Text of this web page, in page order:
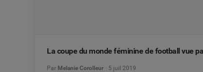
La coupe du monde féminine de football vue
Par Melanie Corolleur 5 juil 2019